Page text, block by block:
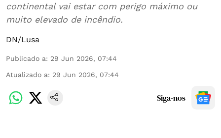
continental vai estar com perigo máximo ou
muito elevado de incêndio.
DN/Lusa
Publicado a: 29 Jun 2026, 07:44
Atualizado a: 29 Jun 2026, 07:44
Siga-nos